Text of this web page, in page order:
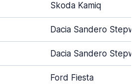
Skoda Kamiq
Dacia Sandero
Dacia Sandero
Ford Fiesta